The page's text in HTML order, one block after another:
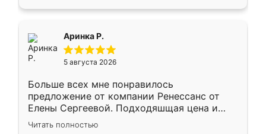
Аринка Р.
5 августа 2026
Больше всех мне понравилось
предложение от компании Ренессанс от
Елены Сергеевой. Подходяшщая цена и
короткие сроки изготовления. Приехавший
для замера сотрудник Владислав
Читать полностью